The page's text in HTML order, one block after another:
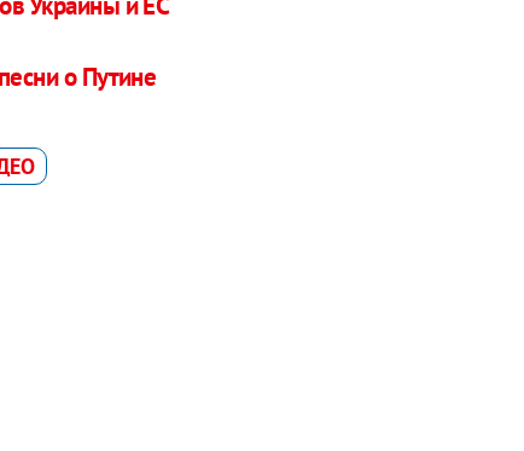
о Путине